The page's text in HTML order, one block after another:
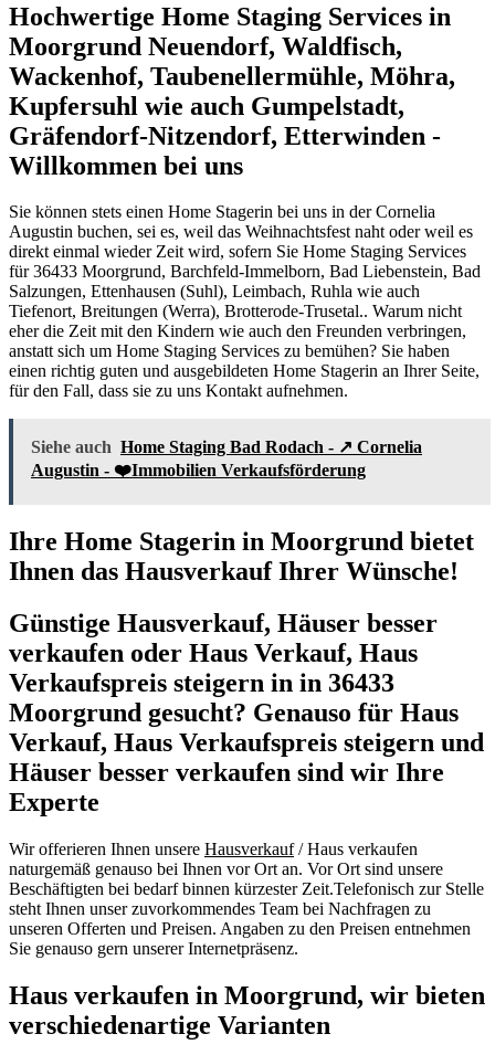
Hochwertige Home Staging Services in
Moorgrund Neuendorf, Waldfisch,
Wackenhof, Taubenellermühle, Möhra,
Kupfersuhl wie auch Gumpelstadt,
Gräfendorf-Nitzendorf, Etterwinden -
Willkommen bei uns
Sie können stets einen Home Stagerin bei uns in der Cornelia
Augustin buchen, sei es, weil das Weihnachtsfest naht oder weil es
direkt einmal wieder Zeit wird, sofern Sie Home Staging Services
für 36433 Moorgrund, Barchfeld-Immelborn, Bad Liebenstein, Bad
Salzungen, Ettenhausen (Suhl), Leimbach, Ruhla wie auch
Tiefenort, Breitungen (Werra), Brotterode-Trusetal.. Warum nicht
eher die Zeit mit den Kindern wie auch den Freunden verbringen,
anstatt sich um Home Staging Services zu bemühen? Sie haben
einen richtig guten und ausgebildeten Home Stagerin an Ihrer Seite,
für den Fall, dass sie zu uns Kontakt aufnehmen.
Siehe auch Home Staging Bad Rodach - ↗️ Cornelia
Augustin - ❤️Immobilien Verkaufsförderung
Ihre Home Stagerin in Moorgrund bietet
Ihnen das Hausverkauf Ihrer Wünsche!
Günstige Hausverkauf, Häuser besser
verkaufen oder Haus Verkauf, Haus
Verkaufspreis steigern in in 36433
Moorgrund gesucht? Genauso für Haus
Verkauf, Haus Verkaufspreis steigern und
Häuser besser verkaufen sind wir Ihre
Experte
Wir offerieren Ihnen unsere Hausverkauf/ Haus verkaufen
naturgemäß genauso bei Ihnen vor Ort an. Vor Ort sind unsere
Beschäftigten bei bedarf binnen kürzester Zeit.Telefonisch zur Stelle
steht Ihnen unser zuvorkommendes Team bei Nachfragen zu
unseren Offerten und Preisen. Angaben zu den Preisen entnehmen
Sie genauso gern unserer Internetpräsenz.
Haus verkaufen in Moorgrund, wir bieten
verschiedenartige Varianten